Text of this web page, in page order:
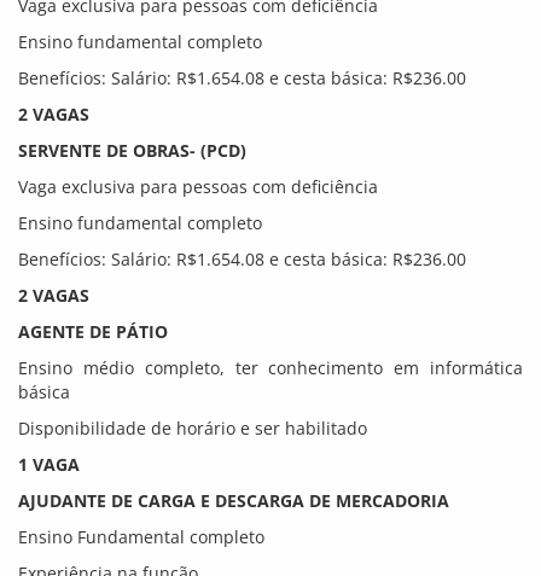
Vaga exclusiva para pessoas com deficiência
Ensino fundamental completo
Benefícios: Salário: R$1.654.08 e cesta básica: R$236.00
2 VAGAS
SERVENTE DE OBRAS- (PCD)
Vaga exclusiva para pessoas com deficiência
Ensino fundamental completo
Benefícios: Salário: R$1.654.08 e cesta básica: R$236.00
2 VAGAS
AGENTE DE PÁTIO
Ensino médio completo, ter conhecimento em informática
básica
Disponibilidade de horário e ser habilitado
1 VAGA
AJUDANTE DE CARGA E DESCARGA DE MERCADORIA
Ensino Fundamental completo